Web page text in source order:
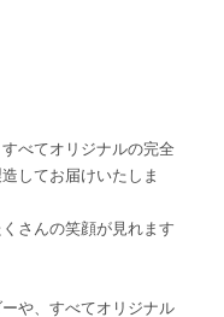
べてオリジナルの完全
してお届けいたしま
さんの笑顔が見れます
や、すべてオリジナル